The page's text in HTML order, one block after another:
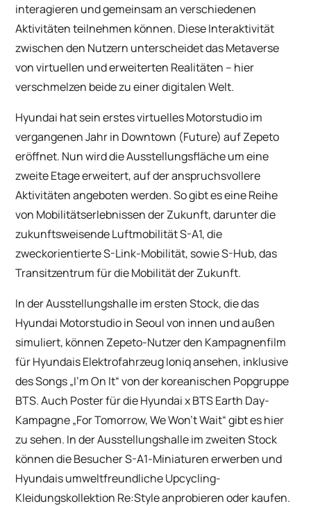
interagieren und gemeinsam an verschiedenen
Aktivitäten teilnehmen können. Diese Interaktivität
zwischen den Nutzern unterscheidet das Metaverse
von virtuellen und erweiterten Realitäten – hier
verschmelzen beide zu einer digitalen Welt.
Hyundai hat sein erstes virtuelles Motorstudio im
vergangenen Jahr in Downtown (Future) auf Zepeto
eröffnet. Nun wird die Ausstellungsfläche um eine
zweite Etage erweitert, auf der anspruchsvollere
Aktivitäten angeboten werden. So gibt es eine Reihe
von Mobilitätserlebnissen der Zukunft, darunter die
zukunftsweisende Luftmobilität S-A1, die
zweckorientierte S-Link-Mobilität, sowie S-Hub, das
Transitzentrum für die Mobilität der Zukunft.
In der Ausstellungshalle im ersten Stock, die das
Hyundai Motorstudio in Seoul von innen und außen
simuliert, können Zepeto-Nutzer den Kampagnenfilm
für Hyundais Elektrofahrzeug Ioniq ansehen, inklusive
des Songs „I’m On It“ von der koreanischen Popgruppe
BTS. Auch Poster für die Hyundai x BTS Earth Day-
Kampagne „For Tomorrow, We Won’t Wait“ gibt es hier
zu sehen. In der Ausstellungshalle im zweiten Stock
können die Besucher S-A1-Miniaturen erwerben und
Hyundais umweltfreundliche Upcycling-
Kleidungskollektion Re:Style anprobieren oder kaufen.